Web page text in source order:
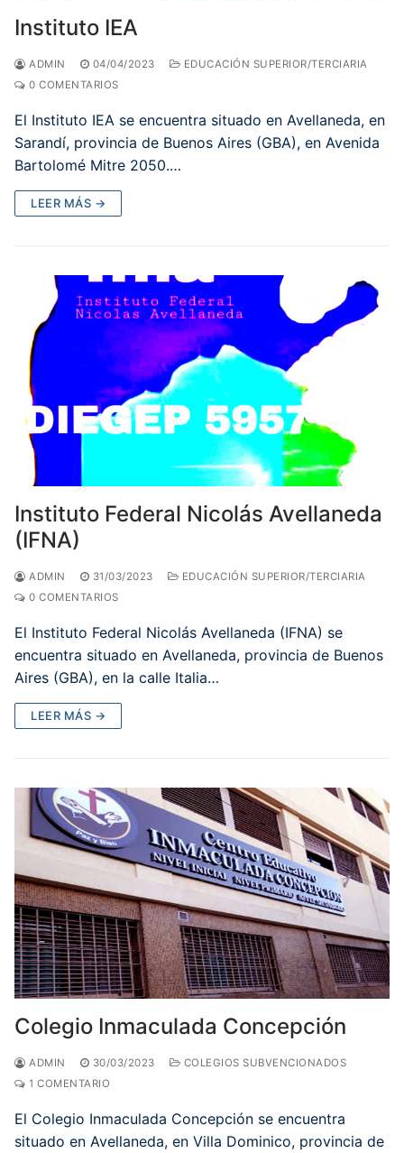
Instituto IEA
ADMIN 04/04/2023
EDUCACIÓN SUPERIOR/TERCIARIA
0 COMENTARIOS
El Instituto IEA se encuentra situado en Avellaneda, en
Sarandí, provincia de Buenos Aires (GBA), en Avenida
Bartolomé Mitre 2050.…
LEER MÁS →
Instituto Federal Nicolás Avellaneda
(IFNA)
ADMIN 31/03/2023
EDUCACIÓN SUPERIOR/TERCIARIA
0 COMENTARIOS
El Instituto Federal Nicolás Avellaneda (IFNA) se
encuentra situado en Avellaneda, provincia de Buenos
Aires (GBA), en la calle Italia…
LEER MÁS →
Colegio Inmaculada Concepción
ADMIN 30/03/2023
COLEGIOS SUBVENCIONADOS
1 COMENTARIO
El Colegio Inmaculada Concepción se encuentra
situado en Avellaneda, en Villa Dominico, provincia de